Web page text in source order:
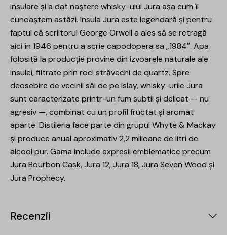
insulare și a dat naștere whisky-ului Jura așa cum îl
cunoaștem astăzi. Insula Jura este legendară și pentru
faptul că scriitorul George Orwell a ales să se retragă
aici în 1946 pentru a scrie capodopera sa „1984″. Apa
folosită la producție provine din izvoarele naturale ale
insulei, filtrate prin roci străvechi de quartz. Spre
deosebire de vecinii săi de pe Islay, whisky-urile Jura
sunt caracterizate printr-un fum subtil și delicat — nu
agresiv —, combinat cu un profil fructat și aromat
aparte. Distileria face parte din grupul Whyte & Mackay
și produce anual aproximativ 2,2 milioane de litri de
alcool pur. Gama include expresii emblematice precum
Jura Bourbon Cask, Jura 12, Jura 18, Jura Seven Wood și
Jura Prophecy.
Recenzii